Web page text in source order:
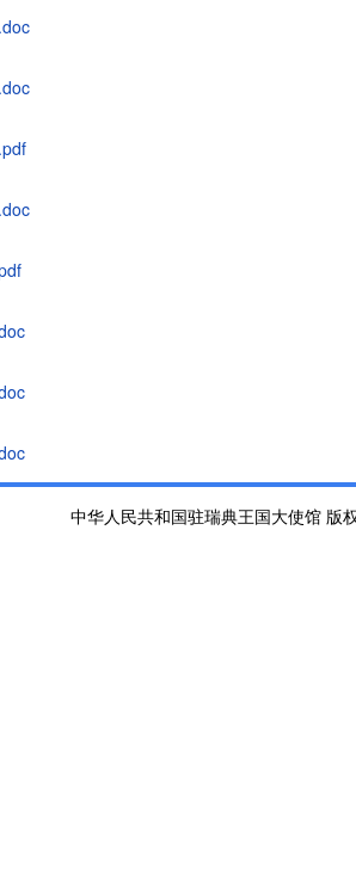
中华人民共和国驻瑞典王国大使馆 版